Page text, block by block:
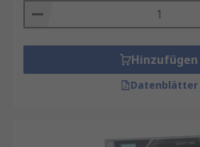
Hinzufügen
Datenblätter